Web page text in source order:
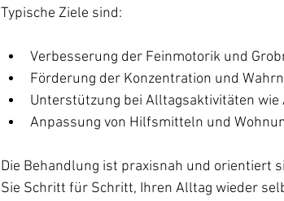
Typische Ziele sind:
Verbesserung der Feinmotorik und
Förderung der Konzentration und
Unterstützung bei Alltagsaktivitäten wie
Anpassung von Hilfsmitteln und
Die Behandlung ist praxisnah und orientiert
Sie Schritt für Schritt, Ihren Alltag wieder